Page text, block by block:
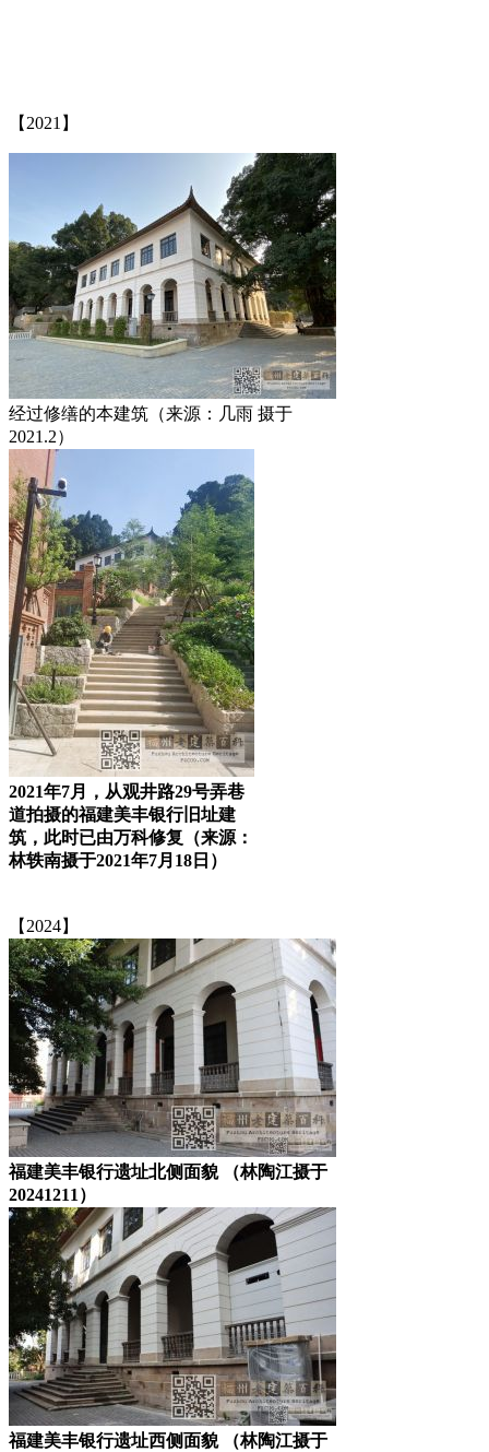
【2021】
经过修缮的本建筑（来源：几雨 摄于
2021.2）
2021年7月，从观井路29号弄巷
道拍摄的福建美丰银行旧址建
筑，此时已由万科修复（来源：
林轶南摄于2021年7月18日）
【2024】
福建美丰银行遗址北侧面貌 （林陶江摄于
20241211）
福建美丰银行遗址西侧面貌 （林陶江摄于